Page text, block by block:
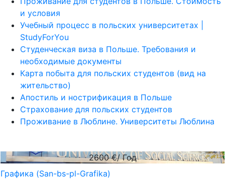
и условия
Учебный процесс в польских университетах |
StudyForYou
Студенческая виза в Польше. Требования и
необходимые документы
Карта побыта для польских студентов (вид на
жительство)
Апостиль и нострификация в Польше
Страхование для польских студентов
Проживание в Люблине. Университеты Люблина
2600€/ Год
Графика (San-bs-pl-Grafika)